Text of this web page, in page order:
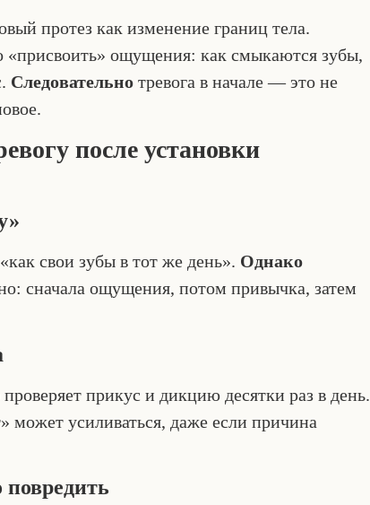
протез как изменение границ тела.
«присвоить» ощущения: как смыкаются зубы,
Следовательно тревога в начале — это не
после установки
свои зубы в тот же день». Однако
сначала ощущения, потом привычка, затем
проверяет прикус и дикцию десятки раз в день.
усиливаться, даже если причина